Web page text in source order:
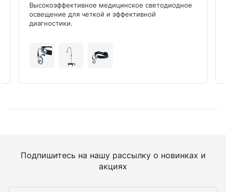
Высокоэффективное медицинское светодиодное
освещение для четкой и эффективной
диагностики.
Подпишитесь на нашу рассылку о новинках и
акциях